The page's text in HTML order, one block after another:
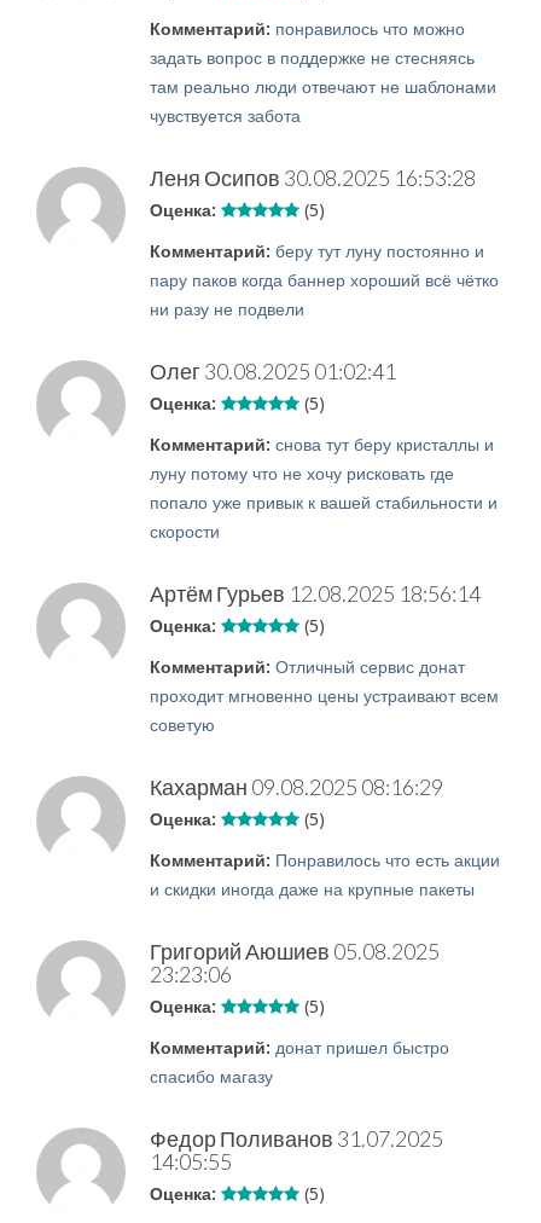
Комментарий: понравилось что можно
задать вопрос в поддержке не стесняясь
там реально люди отвечают не шаблонами
чувствуется забота
Леня Осипов 30.08.2025 16:53:28
Оценка: (5)
Комментарий: беру тут луну постоянно и
пару паков когда баннер хороший всё чётко
ни разу не подвели
Олег 30.08.2025 01:02:41
Оценка: (5)
Комментарий: снова тут беру кристаллы и
луну потому что не хочу рисковать где
попало уже привык к вашей стабильности и
скорости
Артём Гурьев 12.08.2025 18:56:14
Оценка: (5)
Комментарий: Отличный сервис донат
проходит мгновенно цены устраивают всем
советую
Кахарман 09.08.2025 08:16:29
Оценка: (5)
Комментарий: Понравилось что есть акции
и скидки иногда даже на крупные пакеты
Григорий Аюшиев 05.08.2025
23:23:06
Оценка: (5)
Комментарий: донат пришел быстро
спасибо магазу
Федор Поливанов 31.07.2025
14:05:55
Оценка: (5)